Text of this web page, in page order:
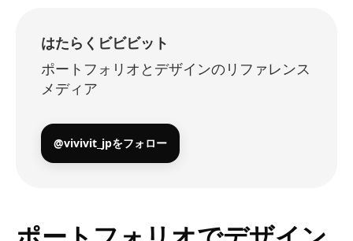
はたらくビビビット
ポートフォリオとデザインのリファレンス
メディア
@vivivit_jpをフォロー